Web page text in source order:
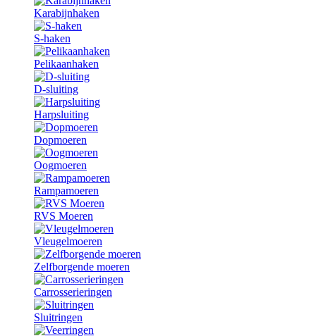
Karabijnhaken
S-haken
Pelikaanhaken
D-sluiting
Harpsluiting
Dopmoeren
Oogmoeren
Rampamoeren
RVS Moeren
Vleugelmoeren
Zelfborgende moeren
Carrosserieringen
Sluitringen